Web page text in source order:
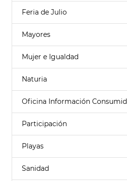
Feria de Julio
Mayores
Mujer e Igualdad
Naturia
Oficina Información
Participación
Playas
Sanidad